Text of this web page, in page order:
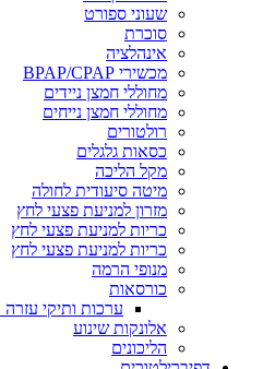
שעוני ספורט
סוכרת
אינהלציה
מכשירי BPAP/CPAP
מחוללי חמצן ניידים
מחוללי חמצן נייחים
רולטורים
כסאות גלגלים
מקל הליכה
מיטה סיעודית לחולה
מזרון למניעת פצעי לחץ
כריות למניעת פצעי לחץ
כריות למניעת פצעי לחץ
מנופי הרמה
כורסאות
ערכות ותיקי
אלונקות שינוע
הליכונים